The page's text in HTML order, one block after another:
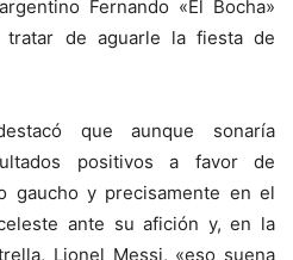
Fernando «El Bocha»
tratar de aguarle la fiesta de
que aunque sonaría
positivos a favor de
gaucho y precisamente en el
ante su afición y, en la
Lionel Messi, «eso suena